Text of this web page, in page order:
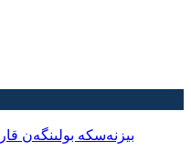
بيزنەسكە بولىنگەن